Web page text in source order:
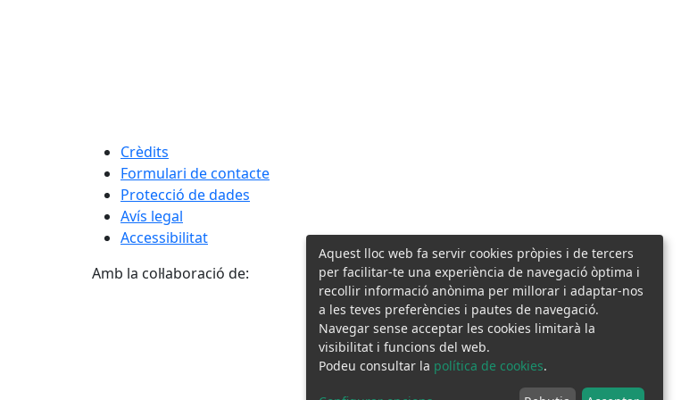
Crèdits
Formulari de contacte
Protecció de dades
Avís legal
Accessibilitat
Amb la col·laboració de:
Aquest lloc web fa servir cookies pròpies i de tercers
per facilitar-te una experiència de navegació òptima i
recollir informació anònima per millorar i adaptar-nos
a les teves preferències i pautes de navegació.
Navegar sense acceptar les cookies limitarà la
visibilitat i funcions del web.
Podeu consultar la política de cookies.